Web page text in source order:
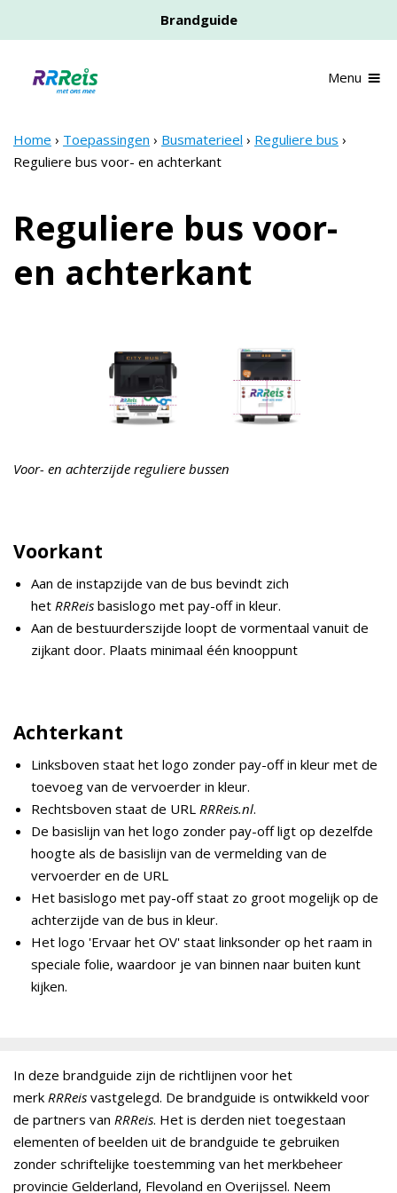
content
Brandguide
Menu
Breadcrumb
Home Toepassingen Busmaterieel
Reguliere bus
Reguliere bus voor- en achterkant
Reguliere bus voor-
en achterkant
Voor- en achterzijde reguliere bussen
Voorkant
Aan de instapzijde van de bus bevindt zich
het RRReisbasislogo met pay-off in kleur.
Aan de bestuurderszijde loopt de vormentaal vanuit de
zijkant door. Plaats minimaal één knooppunt
Achterkant
Linksboven staat het logo zonder pay-off in kleur met de
toevoeg van de vervoerder in kleur.
Rechtsboven staat de URL RRReis.nl.
De basislijn van het logo zonder pay-off ligt op dezelfde
hoogte als de basislijn van de vermelding van de
vervoerder en de URL
Het basislogo met pay-off staat zo groot mogelijk op de
achterzijde van de bus in kleur.
Het logo 'Ervaar het OV' staat linksonder op het raam in
speciale folie, waardoor je van binnen naar buiten kunt
kijken.
In deze brandguide zijn de richtlijnen voor het
merk RRReis vastgelegd. De brandguide is ontwikkeld voor
de partners van RRReis. Het is derden niet toegestaan
elementen of beelden uit de brandguide te gebruiken
zonder schriftelijke toestemming van het merkbeheer
provincie Gelderland, Flevoland en Overijssel. Neem